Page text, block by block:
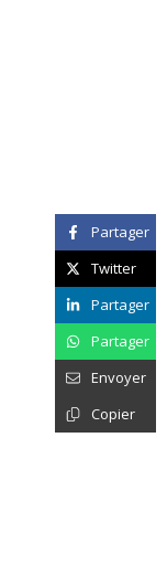
Partager
Twitter
Partager
Partager
Envoyer
Copier